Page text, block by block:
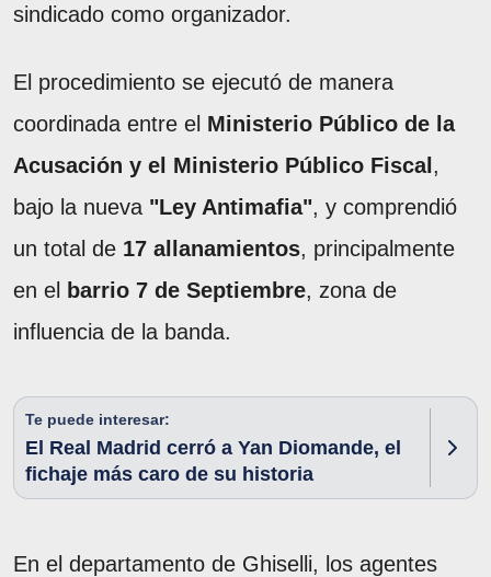
sindicado como organizador.
El procedimiento se ejecutó de manera
coordinada entre el Ministerio Público de la
Acusación y el Ministerio Público Fiscal ,
bajo la nueva "Ley Antimafia", y comprendió
un total de 17 allanamientos, principalmente
en el
barrio 7 de Septiembre, zona de
influencia de la banda.
Te puede interesar:
El Real Madrid cerró a Yan Diomande, el
fichaje más caro de su historia
En el departamento de Ghiselli, los agentes